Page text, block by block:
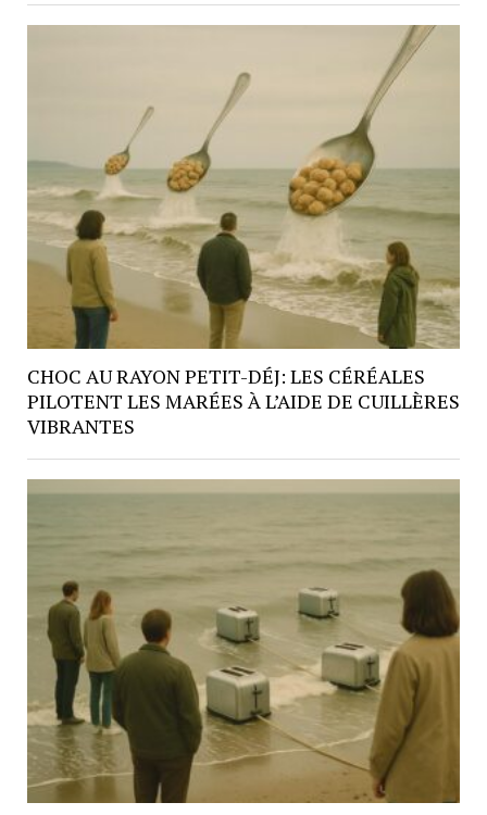
CHOC AU RAYON PETIT-DÉJ: LES CÉRÉALES
PILOTENT LES MARÉES À L’AIDE DE CUILLÈRES
VIBRANTES